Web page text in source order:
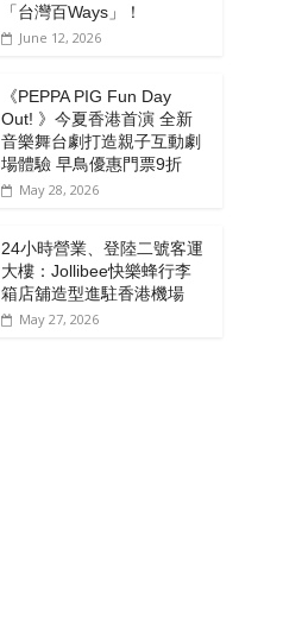
「台灣百Ways」！
June 12, 2026
《PEPPA PIG Fun Day
Out! 》今夏香港首演 全新
音樂舞台劇打造親子互動劇
場體驗 早鳥優惠門票9折
May 28, 2026
24小時營業、登陸二號客運
大樓：Jollibee快樂蜂行李
箱店舖造型進駐香港機場
May 27, 2026